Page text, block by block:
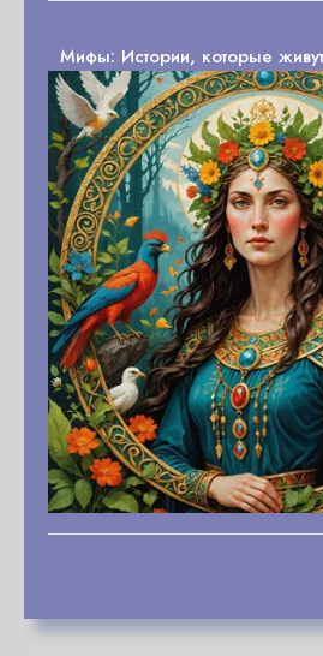
Мифы: Истории, которые